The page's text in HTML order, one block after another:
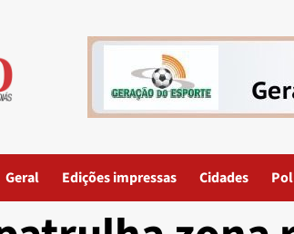
Geral Edições impressas Cidades